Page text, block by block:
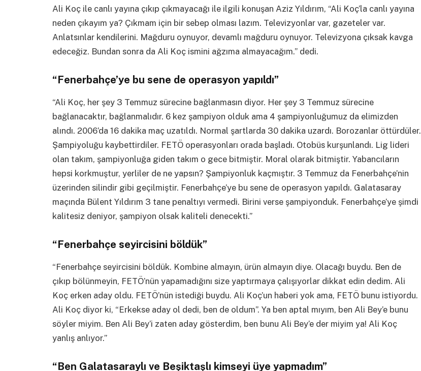
Ali Koç ile canlı yayına çıkıp çıkmayacağı ile ilgili konuşan Aziz Yıldırım, “Ali Koç’la canlı yayına
neden çıkayım ya? Çıkmam için bir sebep olması lazım. Televizyonlar var, gazeteler var.
Anlatsınlar kendilerini. Mağduru oynuyor, devamlı mağduru oynuyor. Televizyona çıksak kavga
edeceğiz. Bundan sonra da Ali Koç ismini ağzıma almayacağım.” dedi.
“Fenerbahçe’ye bu sene de operasyon yapıldı”
“Ali Koç, her şey 3 Temmuz sürecine bağlanmasın diyor. Her şey 3 Temmuz sürecine
bağlanacaktır, bağlanmalıdır. 6 kez şampiyon olduk ama 4 şampiyonluğumuz da elimizden
alındı. 2006’da 16 dakika maç uzatıldı. Normal şartlarda 30 dakika uzardı. Borozanlar öttürdüler.
Şampiyoluğu kaybettirdiler. FETÖ operasyonları orada başladı. Otobüs kurşunlandı. Lig lideri
olan takım, şampiyonluğa giden takım o gece bitmiştir. Moral olarak bitmiştir. Yabancıların
hepsi korkmuştur, yerliler de ne yapsın? Şampiyonluk kaçmıştır. 3 Temmuz da Fenerbahçe’nin
üzerinden silindir gibi geçilmiştir. Fenerbahçe’ye bu sene de operasyon yapıldı. Galatasaray
maçında Bülent Yıldırım 3 tane penaltıyı vermedi. Birini verse şampiyonduk. Fenerbahçe’ye şimdi
kalitesiz deniyor, şampiyon olsak kaliteli denecekti.”
“Fenerbahçe seyircisini böldük”
“Fenerbahçe seyircisini böldük. Kombine almayın, ürün almayın diye. Olacağı buydu. Ben de
çıkıp bölünmeyin, FETÖ’nün yapamadığını size yaptırmaya çalışıyorlar dikkat edin dedim. Ali
Koç erken aday oldu. FETÖ’nün istediği buydu. Ali Koç’un haberi yok ama, FETÖ bunu istiyordu.
Ali Koç diyor ki, “Erkekse aday ol dedi, ben de oldum”. Ya ben aptal mıyım, ben Ali Bey’e bunu
söyler miyim. Ben Ali Bey’i zaten aday gösterdim, ben bunu Ali Bey’e der miyim ya! Ali Koç
yanlış anlıyor.”
“Ben Galatasaraylı ve Beşiktaşlı kimseyi üye yapmadım”